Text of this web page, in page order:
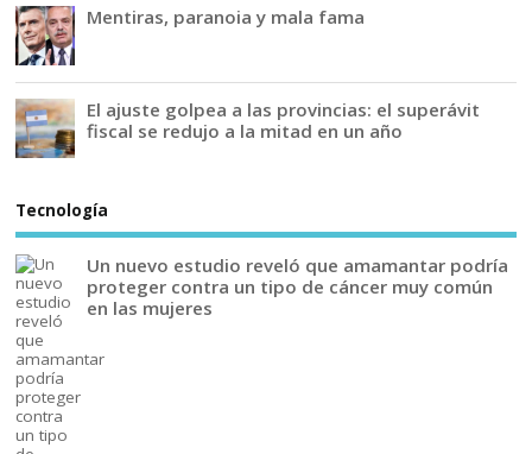
Mentiras, paranoia y mala fama
El ajuste golpea a las provincias: el superávit
fiscal se redujo a la mitad en un año
Tecnología
Un nuevo estudio reveló que amamantar podría
proteger contra un tipo de cáncer muy común
en las mujeres